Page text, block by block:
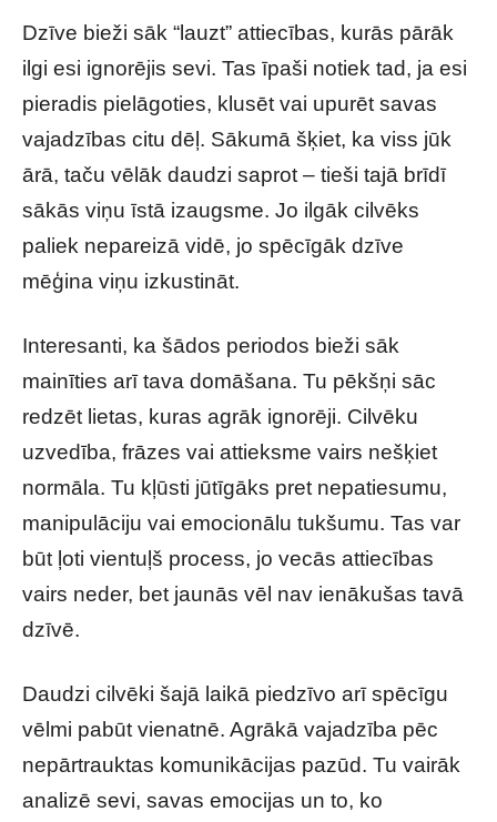
Dzīve bieži sāk “lauzt” attiecības, kurās pārāk
ilgi esi ignorējis sevi. Tas īpaši notiek tad, ja esi
pieradis pielāgoties, klusēt vai upurēt savas
vajadzības citu dēļ. Sākumā šķiet, ka viss jūk
ārā, taču vēlāk daudzi saprot – tieši tajā brīdī
sākās viņu īstā izaugsme. Jo ilgāk cilvēks
paliek nepareizā vidē, jo spēcīgāk dzīve
mēģina viņu izkustināt.
Interesanti, ka šādos periodos bieži sāk
mainīties arī tava domāšana. Tu pēkšņi sāc
redzēt lietas, kuras agrāk ignorēji. Cilvēku
uzvedība, frāzes vai attieksme vairs nešķiet
normāla. Tu kļūsti jūtīgāks pret nepatiesumu,
manipulāciju vai emocionālu tukšumu. Tas var
būt ļoti vientuļš process, jo vecās attiecības
vairs neder, bet jaunās vēl nav ienākušas tavā
dzīvē.
Daudzi cilvēki šajā laikā piedzīvo arī spēcīgu
vēlmi pabūt vienatnē. Agrākā vajadzība pēc
nepārtrauktas komunikācijas pazūd. Tu vairāk
analizē sevi, savas emocijas un to, ko